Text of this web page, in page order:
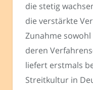
die stetig
die verstärkte
Zunahme
deren
liefert erstmals
Streitkultur in